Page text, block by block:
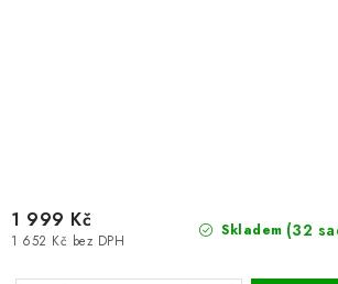
Skladem (32
1 652 Kč bez DPH
1 999 Kč